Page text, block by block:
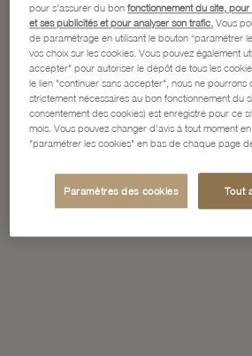
pour s'assurer du bonfonctionnement du site,
et ses publicités et pour analyser son trafic. Vous
de paramétrage en utilisant le bouton “paramétrer
vos choix sur les cookies. Vous pouvez également
accepter" pour autoriser le dépôt de tous les
le lien "continuer sans accepter", nous ne
strictement nécessaires au bon fonctionnement du
consentement des cookies) est enregistré pour ce
mois. Vous pouvez changer d'avis à tout moment
"paramétrer les cookies" en bas de chaque page
Paramètres des cookies Tout